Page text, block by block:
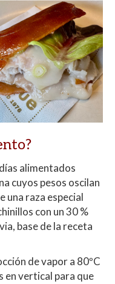
alimentados
cuyos pesos oscilan
una raza especial
con un 30 %
base de la receta
de vapor a 80ºC
en vertical para que